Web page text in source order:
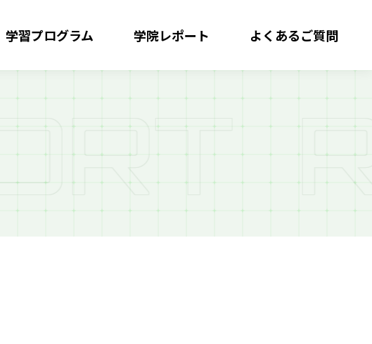
学習プログラム 学院レポート よくあるご質問
RT R